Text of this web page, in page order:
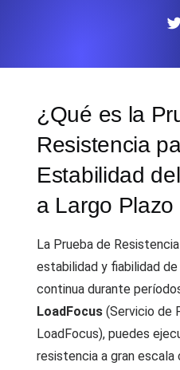
¿Qué es la
Resistencia
Estabilidad
a Largo Plazo
La Prueba de
estabilidad y fiabilidad
continua durante
LoadFocus (Servicio de
LoadFocus), puedes
resistencia a gran escala